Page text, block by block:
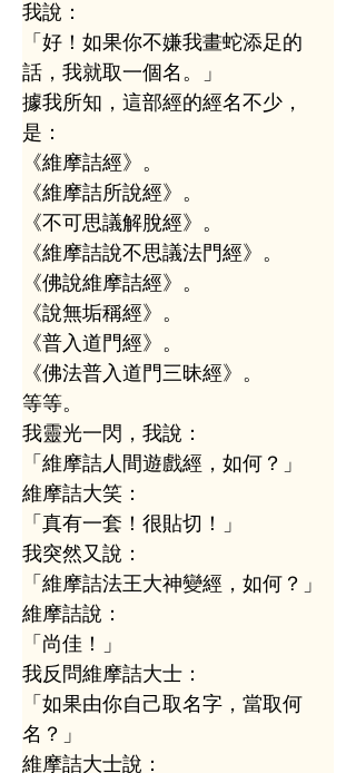
我說：
「好！如果你不嫌我畫蛇添足的
話，我就取一個名。」
據我所知，這部經的經名不少，
是：
《維摩詰經》。
《維摩詰所說經》。
《不可思議解脫經》。
《維摩詰說不思議法門經》。
《佛說維摩詰經》。
《說無垢稱經》。
《普入道門經》。
《佛法普入道門三昧經》。
等等。
我靈光一閃，我說：
「維摩詰人間遊戲經，如何？」
維摩詰大笑：
「真有一套！很貼切！」
我突然又說：
「維摩詰法王大神變經，如何？」
維摩詰說：
「尚佳！」
我反問維摩詰大士：
「如果由你自己取名字，當取何
名？」
維摩詰大士說：